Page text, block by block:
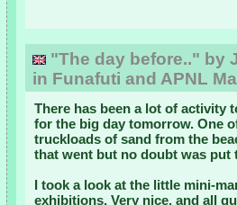
"The day before.." by
in Funafuti and APNL
There has been a lot of activity
for the big day tomorrow. One
truckloads of sand from the
that went but no doubt was put
I took a look at the little mini-
exhibitions. Very nice, and all